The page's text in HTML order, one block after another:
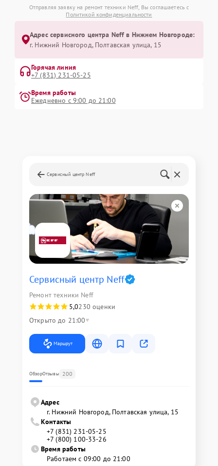
Отправляя заявку на ремонт техники Neff, Вы соглашаетесь с
Политикой конфиденциальности
Адрес сервисного центра Neff в Нижнем Новгороде:
г. Нижний Новгород, Полтавская улица, 15
Горячая линия
+7 (831) 231-05-25
Время работы
Ежедневно с 9:00 до 21:00
Сервисный центр Neff
Сервисный центр Neff
Ремонт техники Neff
5,0230 оценки
Открыто до 21:00
Маршрут
ОбзорОтзывы 200
Адрес
г. Нижний Новгород, Полтавская улица, 15
Контакты
+7 (831) 231-05-25
+7 (800) 100-33-26
Время работы
Работаем с 09:00 до 21:00